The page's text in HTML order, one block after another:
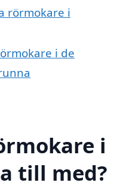
rörmokare i
i de
i
till med?